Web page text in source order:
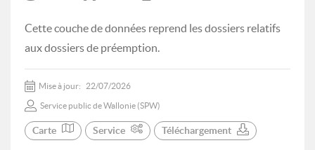
Cette couche de données reprend les dossiers relatifs
aux dossiers de préemption.
Mise à jour: 22/07/2026
Service public de Wallonie (SPW)
Carte Service Téléchargement